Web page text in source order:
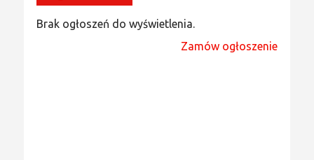
Brak ogłoszeń do wyświetlenia.
Zamów ogłoszenie